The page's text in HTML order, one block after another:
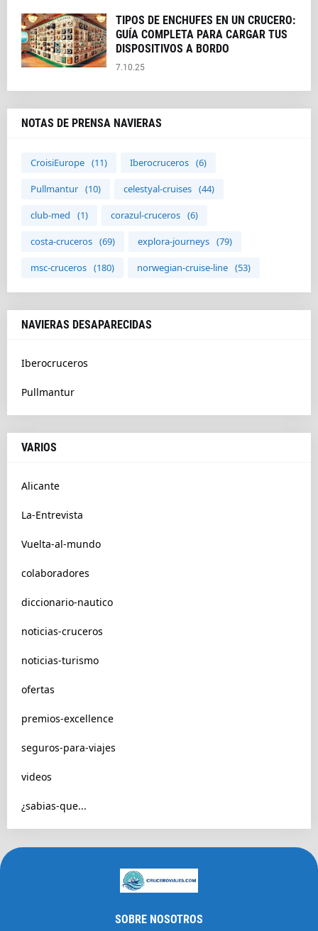
TIPOS DE ENCHUFES EN UN CRUCERO:
GUÍA COMPLETA PARA CARGAR TUS
DISPOSITIVOS A BORDO
7.10.25
NOTAS DE PRENSA NAVIERAS
CroisiEurope (11) Iberocruceros (6)
Pullmantur (10) celestyal-cruises (44)
club-med (1) corazul-cruceros (6)
costa-cruceros (69) explora-journeys (79)
msc-cruceros (180) norwegian-cruise-line (53)
NAVIERAS DESAPARECIDAS
Iberocruceros
Pullmantur
VARIOS
Alicante
La-Entrevista
Vuelta-al-mundo
colaboradores
diccionario-nautico
noticias-cruceros
noticias-turismo
ofertas
premios-excellence
seguros-para-viajes
videos
¿sabias-que...
SOBRE NOSOTROS